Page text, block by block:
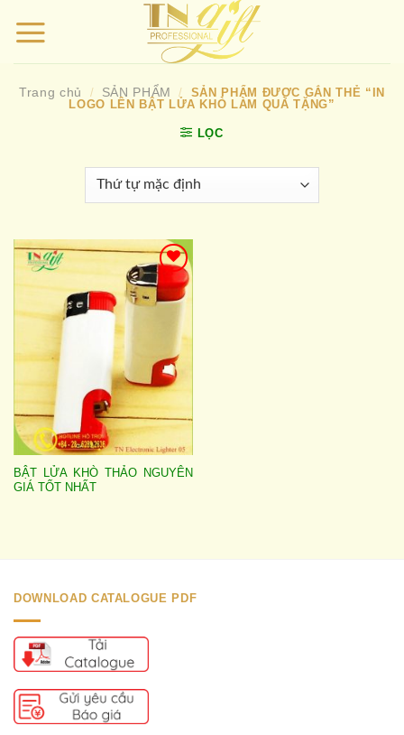
qua
Trang chủ / SẢN PHẨM /
SẢN PHẨM ĐƯỢC GẮN THẺ “IN
LOGO LÊN BẬT LỬA KHÒ LÀM QUÀ TẶNG”
LỌC
Add to
wishlist
BẬT LỬA KHÒ THẢO NGUYÊN
GIÁ TỐT NHẤT
DOWNLOAD CATALOGUE PDF